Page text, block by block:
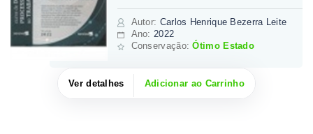
Autor: Carlos Henrique Bezerra Leite
Ano: 2022
Conservação:Ótimo Estado
Ver detalhes Adicionar ao Carrinho